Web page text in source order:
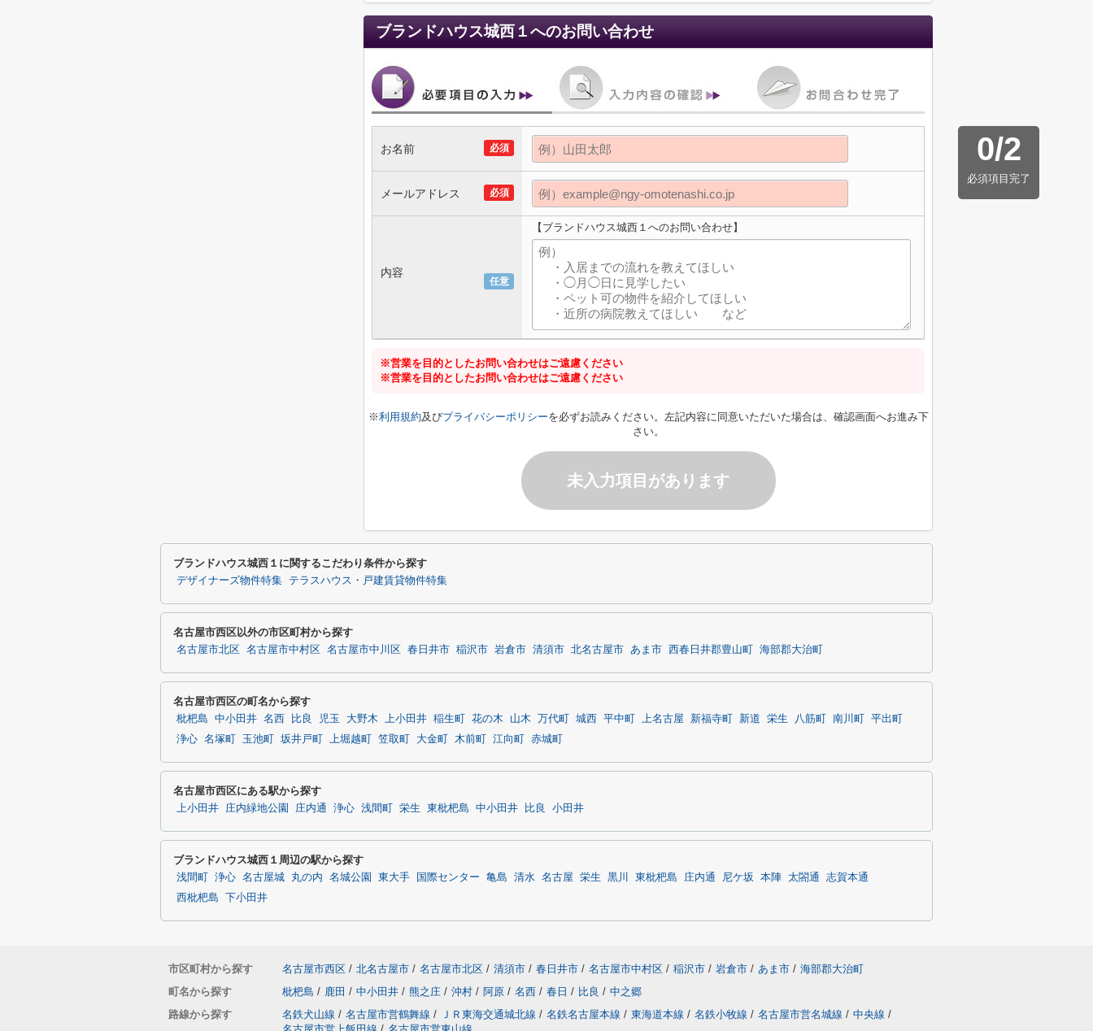
ブランドハウス城西１へのお問い合わせ
0/2
必須項目完了
必須
お名前
必須
メールアドレス
任意
内容
【ブランドハウス城西１へのお問い合わせ】
※営業を目的としたお問い合わせはご遠慮ください
※営業を目的としたお問い合わせはご遠慮ください
※利用規約及びプライバシーポリシーを必ずお読みください。左記内容に同意いただいた場合は、確認画面へお進み下
さい。
未入力項目があります
ブランドハウス城西１に関するこだわり条件から探す
デザイナーズ物件特集 テラスハウス・戸建賃貸物件特集
名古屋市西区以外の市区町村から探す
名古屋市北区 名古屋市中村区 名古屋市中川区 春日井市 稲沢市 岩倉市 清須市 北名古屋市 あま市 西春日井郡豊山町 海部郡大治町
名古屋市西区の町名から探す
枇杷島 中小田井 名西 比良 児玉 大野木 上小田井 稲生町 花の木 山木 万代町 城西 平中町 上名古屋 新福寺町 新道 栄生 八筋町 南川町
平出町
浄心 名塚町 玉池町 坂井戸町 上堀越町 笠取町 大金町 木前町 江向町 赤城町
名古屋市西区にある駅から探す
上小田井 庄内緑地公園 庄内通 浄心 浅間町 栄生 東枇杷島 中小田井 比良 小田井
ブランドハウス城西１周辺の駅から探す
浅間町 浄心 名古屋城 丸の内 名城公園 東大手 国際センター 亀島 清水 名古屋 栄生 黒川 東枇杷島 庄内通 尼ケ坂 本陣 太閤通
志賀本通
西枇杷島
下小田井
市区町村から探す 名古屋市西区 / 北名古屋市 / 名古屋市北区 / 清須市 / 春日井市 / 名古屋市中村区 / 稲沢市 / 岩倉市 / あま市 / 海部郡大治町
町名から探す
枇杷島 / 鹿田 / 中小田井 / 熊之庄 / 沖村 / 阿原 / 名西 / 春日 / 比良 / 中之郷
路線から探す
名鉄犬山線 / 名古屋市営鶴舞線 / ＪＲ東海交通城北線 / 名鉄名古屋本線 / 東海道本線 / 名鉄小牧線 / 名古屋市営名城線 / 中央線 /